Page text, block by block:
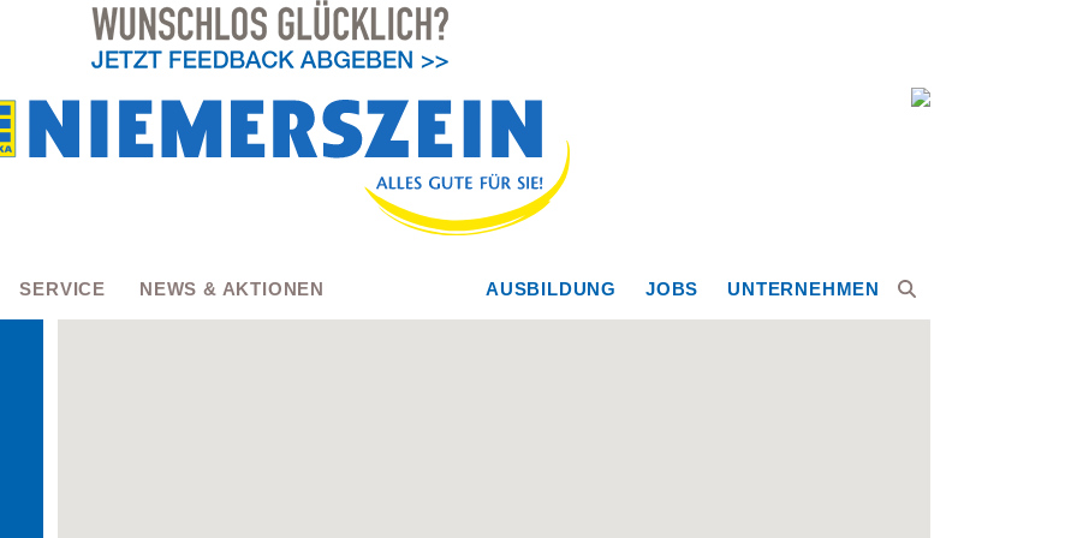
SERVICE NEWS & AKTIONEN UNTERNEHMEN
JOBS
AUSBILDUNG